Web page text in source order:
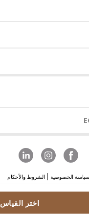
اختر القياس
سياسة الخصوصية الشروط والأحكام